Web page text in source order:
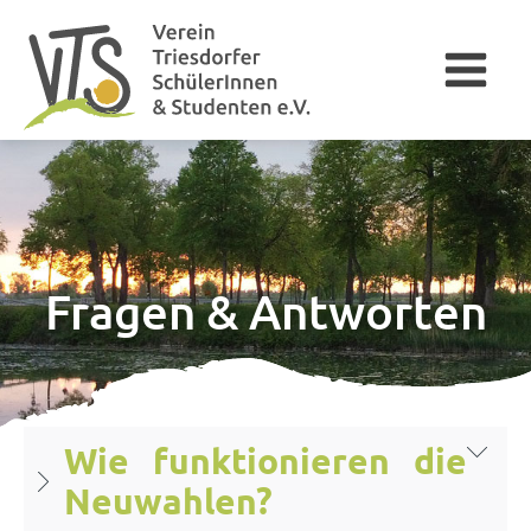
Fragen & Antworten
Wie funktionieren die
Neuwahlen?